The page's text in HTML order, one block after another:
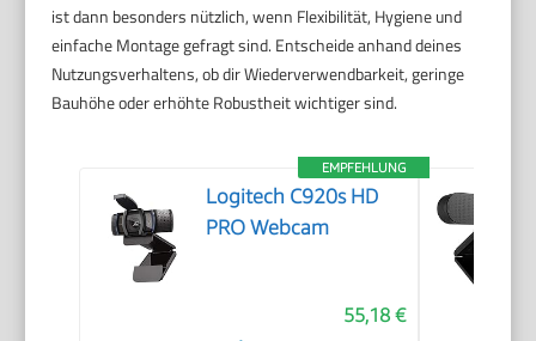
ist dann besonders nützlich, wenn Flexibilität, Hygiene und
einfache Montage gefragt sind. Entscheide anhand deines
Nutzungsverhaltens, ob dir Wiederverwendbarkeit, geringe
Bauhöhe oder erhöhte Robustheit wichtiger sind.
EMPFEHLUNG
Logitech C920s HD
PRO Webcam
55,18 €